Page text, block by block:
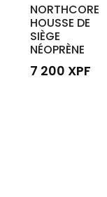
NORTHCORE
HOUSSE DE
SIÈGE
NÉOPRÈNE
7 200 XPF